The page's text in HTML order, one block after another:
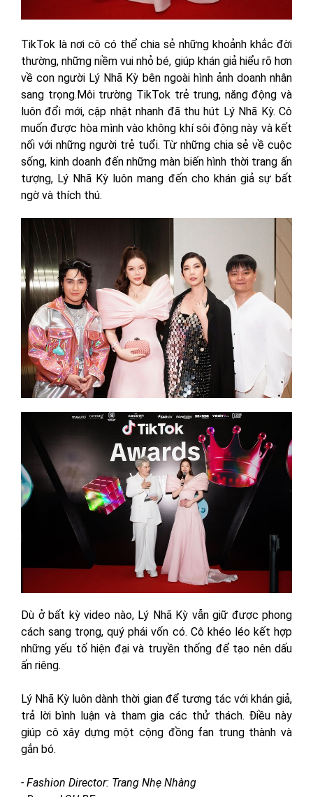
TikTok là nơi cô có thể chia sẻ những khoảnh khắc đời
thường, những niềm vui nhỏ bé, giúp khán giả hiểu rõ hơn
về con người Lý Nhã Kỳ bên ngoài hình ảnh doanh nhân
sang trọng.Môi trường TikTok trẻ trung, năng động và
luôn đổi mới, cập nhật nhanh đã thu hút Lý Nhã Kỳ. Cô
muốn được hòa mình vào không khí sôi động này và kết
nối với những người trẻ tuổi. Từ những chia sẻ về cuộc
sống, kinh doanh đến những màn biến hình thời trang ấn
tượng, Lý Nhã Kỳ luôn mang đến cho khán giả sự bất
ngờ và thích thú.
Dù ở bất kỳ video nào, Lý Nhã Kỳ vẫn giữ được phong
cách sang trọng, quý phái vốn có. Cô khéo léo kết hợp
những yếu tố hiện đại và truyền thống để tạo nên dấu
ấn riêng.
Lý Nhã Kỳ luôn dành thời gian để tương tác với khán giả,
trả lời bình luận và tham gia các thử thách. Điều này
giúp cô xây dựng một cộng đồng fan trung thành và
gắn bó.
- Fashion Director: Trang Nhẹ Nhàng